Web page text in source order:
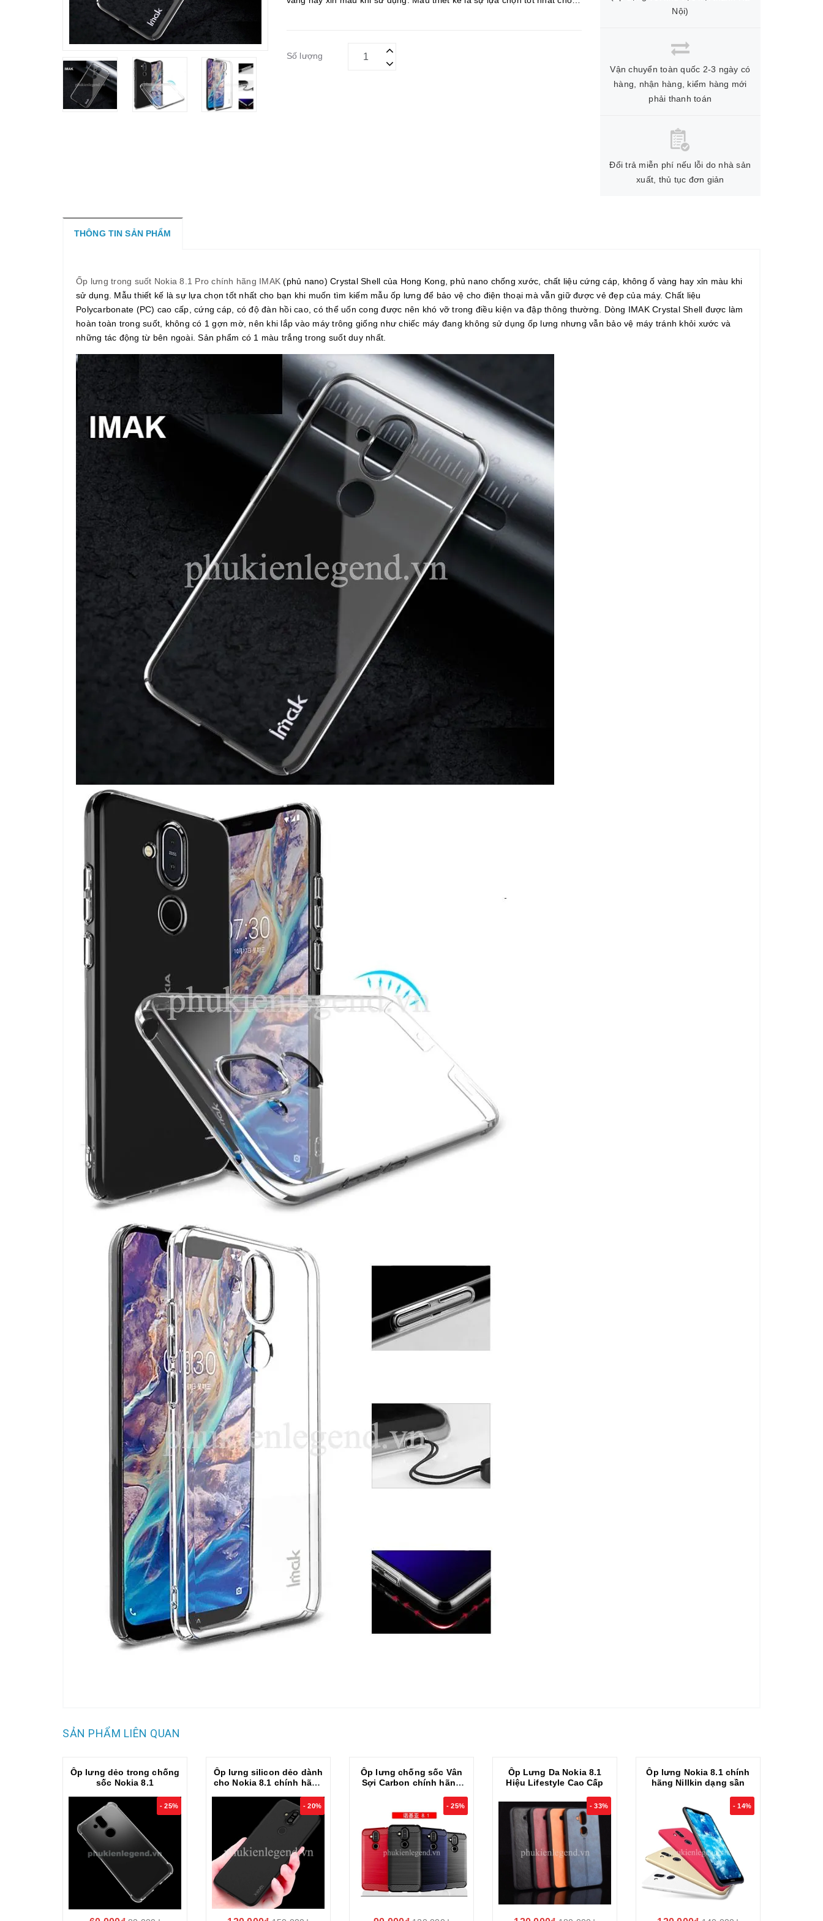
Số lượng
Nội)
Vận chuyển toàn quốc 2-3 ngày có
hàng, nhận hàng, kiểm hàng mới
phải thanh toán
Đổi trả miễn phí nếu lỗi do nhà sản
xuất, thủ tục đơn giản
THÔNG TIN SẢN PHẨM
Ốp lưng trong suốt Nokia 8.1 Pro chính hãng IMAK (phủ nano) Crystal Shell của Hong Kong, phủ nano chống xước, chất liệu cứng cáp, không ố vàng hay xỉn màu khi
sử dụng. Mẫu thiết kế là sự lựa chọn tốt nhất cho bạn khi muốn tìm kiếm mẫu ốp lưng để bảo vệ cho điện thoại mà vẫn giữ được vẻ đẹp của máy. Chất liệu
Polycarbonate (PC) cao cấp, cứng cáp, có độ đàn hồi cao, có thể uốn cong được nên khó vỡ trong điều kiện va đập thông thường. Dòng IMAK Crystal Shell được làm
hoàn toàn trong suốt, không có 1 gợn mờ, nên khi lắp vào máy trông giống như chiếc máy đang không sử dụng ốp lưng nhưng vẫn bảo vệ máy tránh khỏi xước và
những tác động từ bên ngoài. Sản phẩm có 1 màu trắng trong suốt duy nhất.
SẢN PHẨM LIÊN QUAN
Ốp lưng dẻo trong chống
sốc Nokia 8.1
- 25%
Ốp lưng silicon dẻo dành
cho Nokia 8.1 chính hãng
- 20%
Ốp lưng chống sốc Vân
Sợi Carbon chính hãng
- 25%
Ốp Lưng Da Nokia 8.1
Hiệu Lifestyle Cao Cấp
- 33%
Ốp lưng Nokia 8.1 chính
hãng Nillkin dạng sần
- 14%